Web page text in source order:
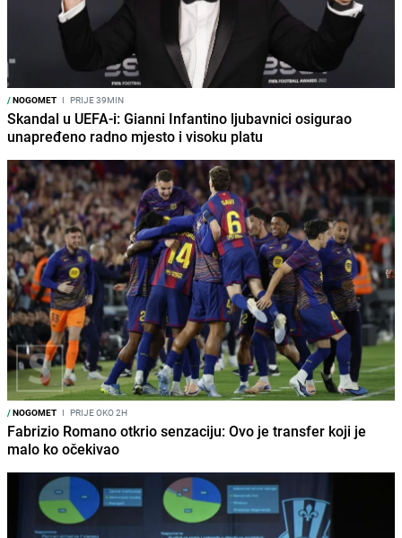
/NOGOMET I PRIJE 39MIN
Skandal u UEFA-i: Gianni Infantino ljubavnici osigurao
unapređeno radno mjesto i visoku platu
/NOGOMET I PRIJE OKO 2H
Fabrizio Romano otkrio senzaciju: Ovo je transfer koji je
malo ko očekivao